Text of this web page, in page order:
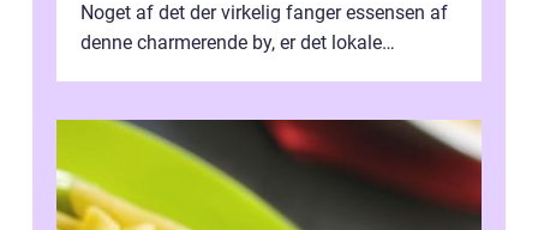
Noget af det der virkelig fanger essensen af
denne charmerende by, er det lokale